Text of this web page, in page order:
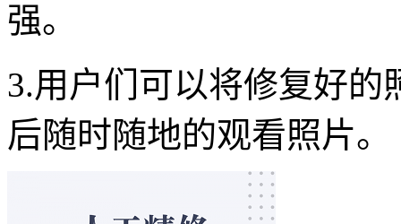
强。
3.用户们可以将修复好
后随时随地的观看照片。